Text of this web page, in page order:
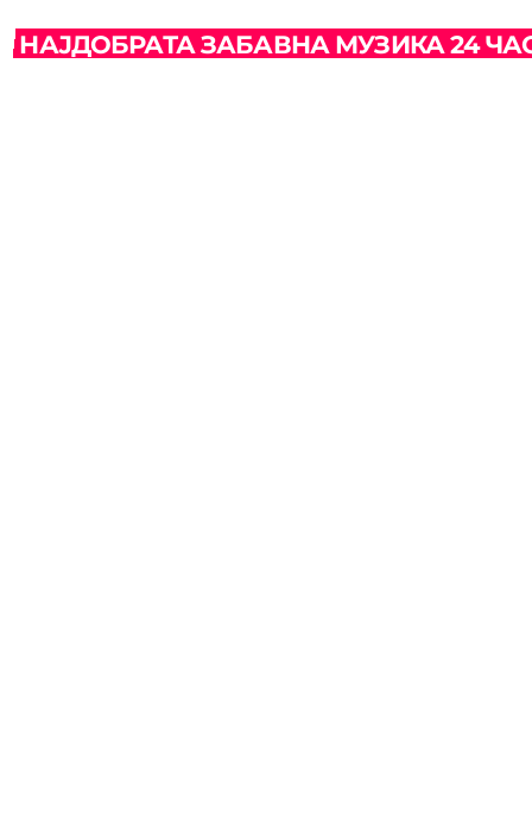
НАЈДОБРАТА ЗАБАВНА МУЗИКА 24